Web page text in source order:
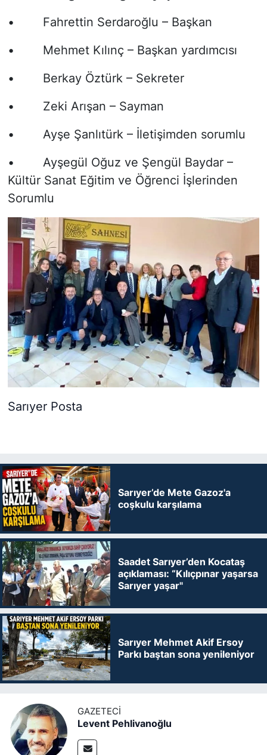
• Fahrettin Serdaroğlu – Başkan
• Mehmet Kılınç – Başkan yardımcısı
• Berkay Öztürk – Sekreter
• Zeki Arışan – Sayman
• Ayşe Şanlıtürk – İletişimden sorumlu
• Ayşegül Oğuz ve Şengül Baydar –
Kültür Sanat Eğitim ve Öğrenci İşlerinden
Sorumlu
Sarıyer Posta
Sarıyer’de Mete Gazoz'a
coşkulu karşılama
Saadet Sarıyer’den Kocataş
açıklaması: “Kılıçpınar yaşarsa
Sarıyer yaşar"
Sarıyer Mehmet Akif Ersoy
Parkı baştan sona yenileniyor
GAZETECI
Levent Pehlivanoğlu